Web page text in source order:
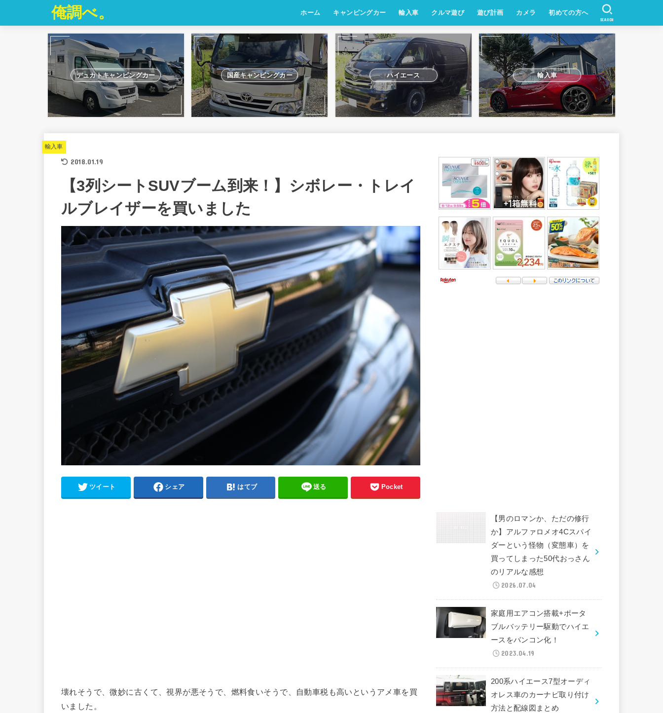
俺調べ。 ホーム キャンピングカー
ADRIA
ハイエース
zil520
輸入車
アルファロメオ
FIAT
BMW
クルマ遊び 遊び計画 カメラ 初めての方へ
SEARCH
デュカトキャンピングカー 国産キャンピングカー ハイエース 輸入車
輸入車
2018.01.19
【3列シートSUVブーム到来！】シボレー・トレイ
ルブレイザーを買いました
ツイート シェア はてブ 送る Pocket
壊れそうで、微妙に古くて、視界が悪そうで、燃料食いそうで、自動車税も高いというアメ車を買
いました。
【男のロマンか、ただの修行
か】アルファロメオ4Cスパイ
ダーという怪物（変態車）を
買ってしまった50代おっさん
のリアルな感想
2026.07.04
家庭用エアコン搭載+ポータ
ブルバッテリー駆動でハイエ
ースをバンコン化！
2023.04.19
200系ハイエース7型オーディ
オレス車のカーナビ取り付け
方法と配線図まとめ